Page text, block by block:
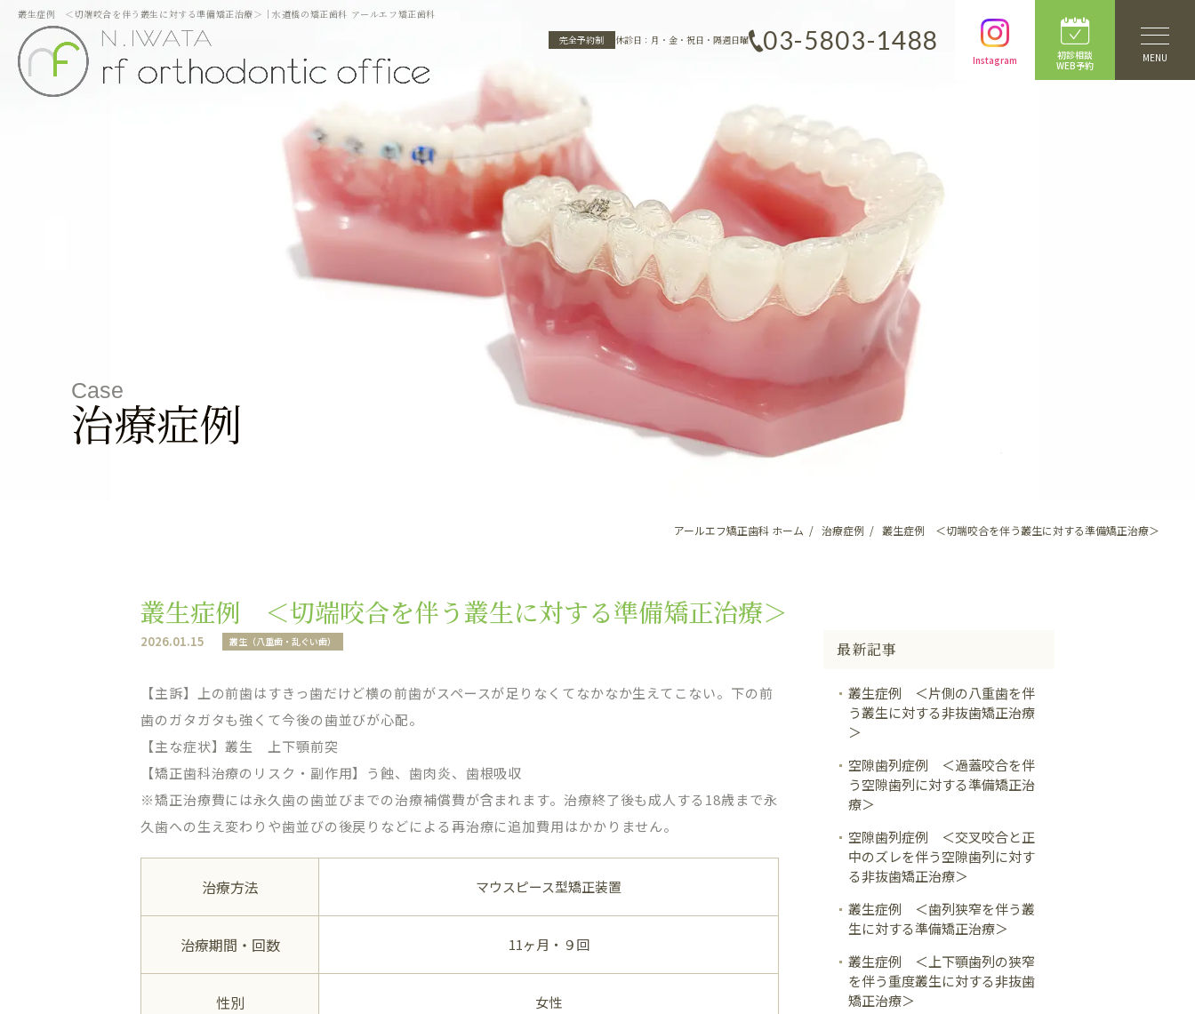
叢生症例 ＜切端咬合を伴う叢生に対する準備矯正治療＞｜水道橋の矯正歯科 アールエフ矯正歯科
完全予約制
休診日：月・金・祝日・隔週日曜 03-5803-1488
Instagram
初診相談
WEB予約
MENU
Case
治療症例
アールエフ矯正歯科 ホーム 治療症例 叢生症例 ＜切端咬合を伴う叢生に対する準備矯正治療＞
叢生症例 ＜切端咬合を伴う叢生に対する準備矯正治療＞
2026.01.15 叢生（八重歯・乱ぐい歯）
【主訴】上の前歯はすきっ歯だけど横の前歯がスペースが足りなくてなかなか生えてこない。下の前
歯のガタガタも強くて今後の歯並びが心配。
【主な症状】叢生 上下顎前突
【矯正歯科治療のリスク・副作用】う蝕、歯肉炎、歯根吸収
※矯正治療費には永久歯の歯並びまでの治療補償費が含まれます。治療終了後も成人する18歳まで永
久歯への生え変わりや歯並びの後戻りなどによる再治療に追加費用はかかりません。
治療方法 マウスピース型矯正装置
治療期間・回数 11ヶ月・９回
性別 女性
最新記事
叢生症例 ＜片側の八重歯を伴
う叢生に対する非抜歯矯正治療
＞
空隙歯列症例 ＜過蓋咬合を伴
う空隙歯列に対する準備矯正治
療＞
空隙歯列症例 ＜交叉咬合と正
中のズレを伴う空隙歯列に対す
る非抜歯矯正治療＞
叢生症例 ＜歯列狭窄を伴う叢
生に対する準備矯正治療＞
叢生症例 ＜上下顎歯列の狭窄
を伴う重度叢生に対する非抜歯
矯正治療＞